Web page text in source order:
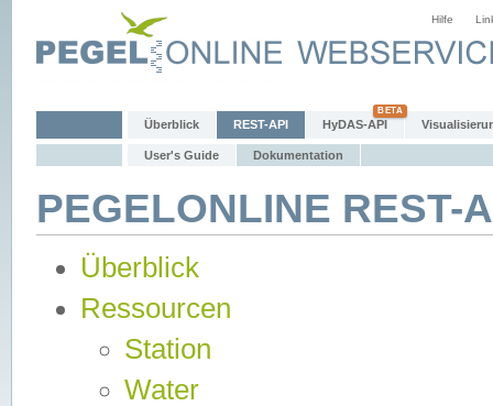
Hilfe
Überblick REST-API HyDAS-API
User's Guide Dokumentation
PEGELONLINE
Überblick
Ressourcen
Station
Water